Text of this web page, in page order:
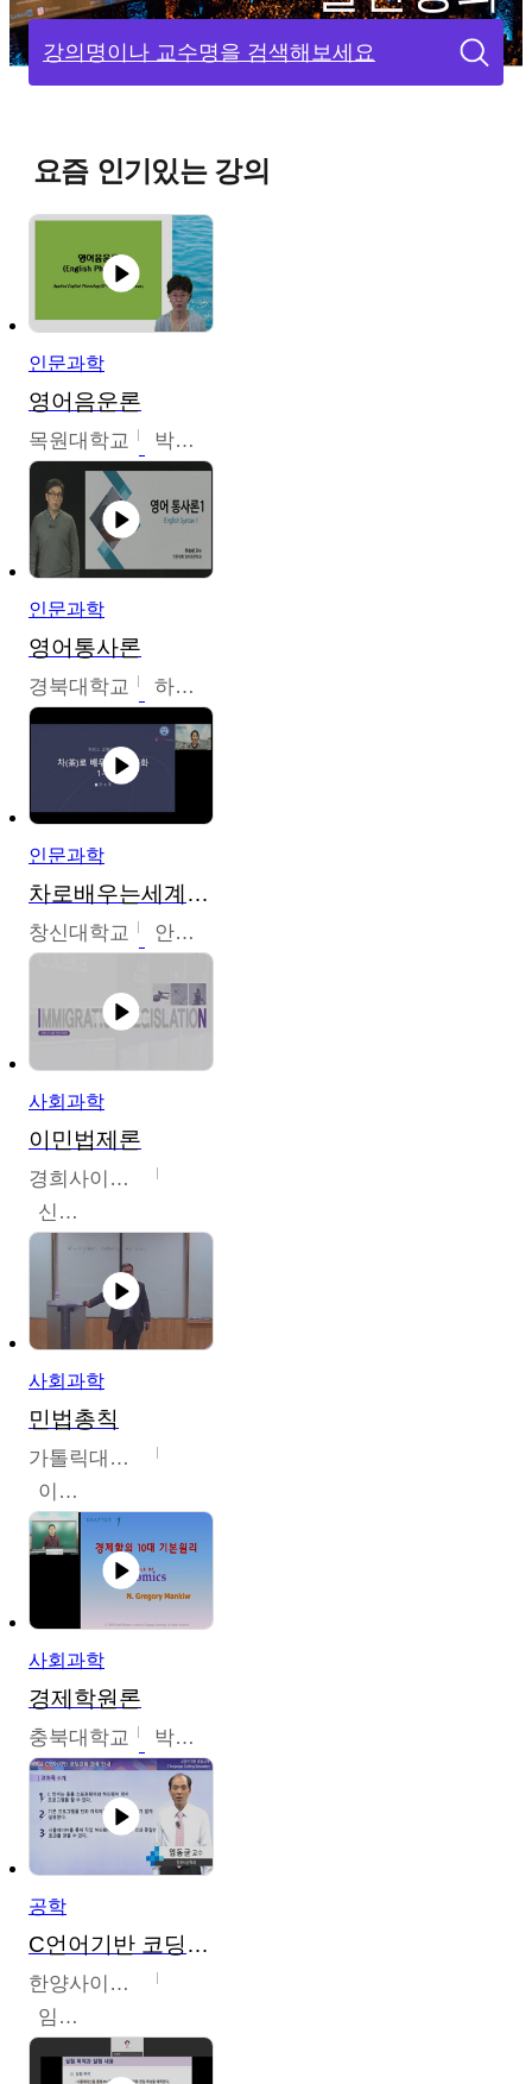
강의명이나 교수명을 검색해보세요
요즘 인기있는 강의
인문과학
영어음운론
목원대학교 박미숙
인문과학
영어통사론
경북대학교 하승완
인문과학
차로배우는세계문화
창신대학교 안소영
사회과학
이민법제론
경희사이버대학교
신광수
사회과학
민법총칙
가톨릭대학교
이홍민
사회과학
경제학원론
충북대학교 박철호
공학
C언어기반 코딩교육
한양사이버대학교
임동균